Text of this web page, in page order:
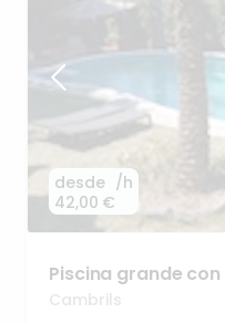
desde
42,00 €
/h
Piscina grande con
jardin
Cambrils